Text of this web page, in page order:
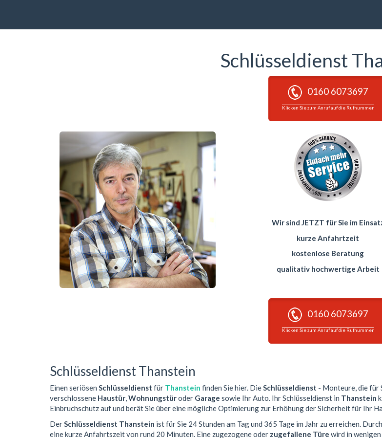
Schlüsseldienst
0160 6073697
Klicken Sie zum Anruf auf die Rufnummer
Wir sind JETZT für Sie im
kurze Anfahrtzeit
kostenlose Beratung
qualitativ hochwertige Arbeit
0160 6073697
Klicken Sie zum Anruf auf die Rufnummer
Schlüsseldienst Thanstein
Einen seriösen Schlüsseldienst für Thanstein finden Sie hier. DieSchlüsseldienst - Monteure, die für
verschlossene Haustür,Wohnungstüroder Garage sowie Ihr Auto. Ihr Schlüsseldienst in Thanstein
Einbruchschutz auf und berät Sie über eine mögliche Optimierung zur Erhöhung der Sicherheit für Ihr
DerSchlüsseldienst Thanstein ist für Sie 24 Stunden am Tag und 365 Tage im Jahr zu erreichen.
eine kurze Anfahrtszeit von rund 20 Minuten. Eine zugezogene oder zugefallene Türe wird in